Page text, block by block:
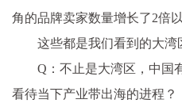
角的品牌卖家数量增长了2倍以
这些都是我们看到的大湾
Q：不止是大湾区，中国
看待当下产业带出海的进程？